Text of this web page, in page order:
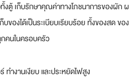
งตู้ เก็บรักษาคุณค่าทางโภชนาการของผัก
ของได้เป็นระเบียบเรียบร้อย ทั้งของสด ข
คนในครอบครัว
ทำงานเงียบ และประหยัดไฟสูง